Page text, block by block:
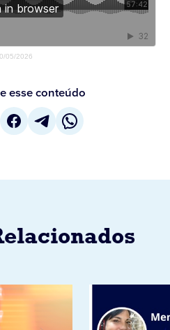
05/2026
esse conteúdo